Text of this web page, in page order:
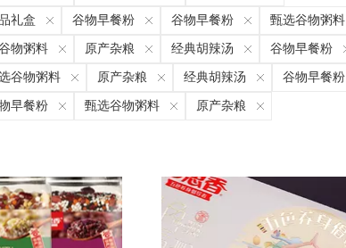
礼盒 谷物早餐粉 谷物早餐粉 甄选谷物粥料
物粥料 原产杂粮 经典胡辣汤 谷物早餐粉
谷物粥料 原产杂粮 经典胡辣汤 谷物早餐粉
早餐粉 甄选谷物粥料 原产杂粮